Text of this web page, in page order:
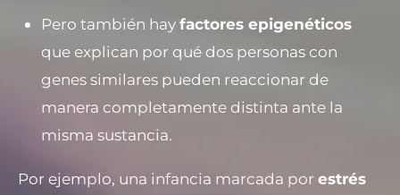
Pero también hayfactores epigenéticos
que explican por qué dos personas con
genes similares pueden reaccionar de
manera completamente distinta ante la
misma sustancia.
Por ejemplo, una infancia marcada por estrés